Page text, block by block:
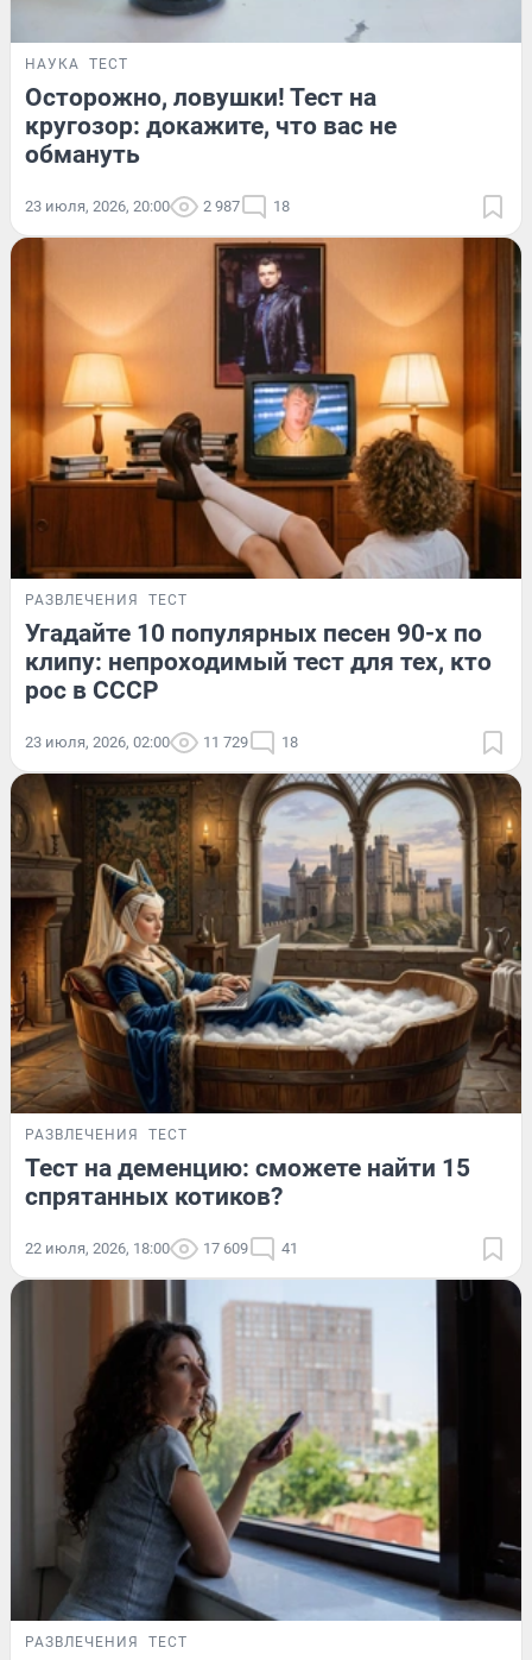
НАУКА ТЕСТ
Осторожно, ловушки! Тест на
кругозор: докажите, что вас не
обмануть
23 июля, 2026, 20:00 2 987 18
РАЗВЛЕЧЕНИЯ ТЕСТ
Угадайте 10 популярных песен 90-х по
клипу: непроходимый тест для тех, кто
рос в СССР
23 июля, 2026, 02:00 11 729 18
РАЗВЛЕЧЕНИЯ ТЕСТ
Тест на деменцию: сможете найти 15
спрятанных котиков?
22 июля, 2026, 18:00 17 609 41
РАЗВЛЕЧЕНИЯ ТЕСТ